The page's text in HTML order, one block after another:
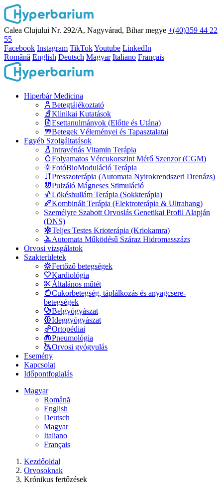
Calea Clujului Nr. 292/A, Nagyvárad, Bihar megye +(40)359 44 22
55
Facebook Instagram TikTokYoutube LinkedIn
Română English Deutsch Magyar Italiano Français
Hiperbár Medicina
Betegtájékoztató
Klinikai Kutatások
Esettanulmányok (Előtte és Utána)
Betegek Véleményei és Tapasztalatai
Egyéb Szolgáltatások
Intravénás Vitamin Terápia
Folyamatos Vércukorszint Mérő Szenzor (CGM)
FotóBioModuláció Terápia
Presszoterápia (Automata Nyirokrendszeri Drenázs)
Pulzáló Mágneses Stimuláció
Lökéshullám Terápia (Sokkterápia)
Kombinált Terápia (Elektroterápia & Ultrahang)
Személyre Szabott Orvoslás Genetikai Profil Alapján
(DNS)
Teljes Testes Krioterápia (Kriokamra)
Automata Működésű Száraz Hidromasszázs
Orvosi vizsgálatok
Szakterületek
Fertőző betegségek
Kardiológia
Általános műtét
Cukorbetegség, táplálkozás és anyagcsere-
betegségek
Belgyógyászat
Ideggyógyászat
Ortopédiai
Pneumológia
Orvosi gyógyulás
Esemény
Kapcsolat
Időpontfoglalás
Magyar
Română
English
Deutsch
Magyar
Italiano
Français
Kezdőoldal
Orvosoknak
Krónikus fertőzések